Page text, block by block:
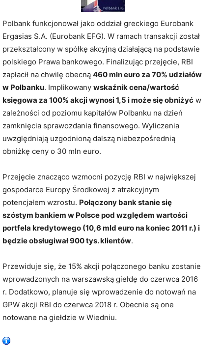
Polbank funkcjonował jako oddział greckiego Eurobank
Ergasias S.A. (Eurobank EFG). W ramach transakcji został
przekształcony w spółkę akcyjną działającą na podstawie
polskiego Prawa bankowego. Finalizując przejęcie, RBI
zapłacił na chwilę obecną 460 mln euro za 70% udziałów
w Polbanku. Implikowany wskaźnik cena/wartość
księgowa za 100% akcji wynosi 1,5 i może się obniżyć w
zależności od poziomu kapitałów Polbanku na dzień
zamknięcia sprawozdania finansowego. Wyliczenia
uwzględniają uzgodnioną dalszą niebezpośrednią
obniżkę ceny o 30 mln euro.
Przejęcie znacząco wzmocni pozycję RBI w największej
gospodarce Europy Środkowej z atrakcyjnym
potencjałem wzrostu. Połączony bank stanie się
szóstym bankiem w Polsce pod względem wartości
portfela kredytowego (10,6 mld euro na koniec 2011 r.) i
będzie obsługiwał 900 tys. klientów.
Przewiduje się, że 15% akcji połączonego banku zostanie
wprowadzonych na warszawską giełdę do czerwca 2016
r. Dodatkowo, planuje się wprowadzenie do notowań na
GPW akcji RBI do czerwca 2018 r. Obecnie są one
notowane na giełdzie w Wiedniu.